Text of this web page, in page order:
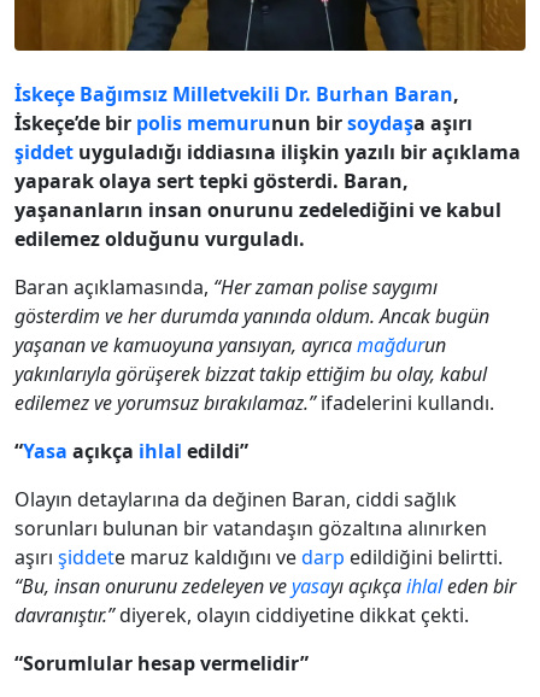
İskeçe Bağımsız Milletvekili Dr. Burhan Baran,
İskeçe’de bir polis memurunun birsoydaşa aşırı
şiddet uyguladığı iddiasına ilişkin yazılı bir açıklama
yaparak olaya sert tepki gösterdi. Baran,
yaşananların insan onurunu zedelediğini ve kabul
edilemez olduğunu vurguladı.
Baran açıklamasında, “Her zaman polise saygımı
gösterdim ve her durumda yanında oldum. Ancak bugün
yaşanan ve kamuoyuna yansıyan, ayrıcamağdurun
yakınlarıyla görüşerek bizzat takip ettiğim bu olay, kabul
edilemez ve yorumsuz bırakılamaz.”ifadelerini kullandı.
“Yasa açıkça ihlal edildi”
Olayın detaylarına da değinen Baran, ciddi sağlık
sorunları bulunan bir vatandaşın gözaltına alınırken
aşırı şiddete maruz kaldığını vedarp edildiğini belirtti.
“Bu, insan onurunu zedeleyen veyasayı açıkçaihlaleden bir
davranıştır.”diyerek, olayın ciddiyetine dikkat çekti.
“Sorumlular hesap vermelidir”